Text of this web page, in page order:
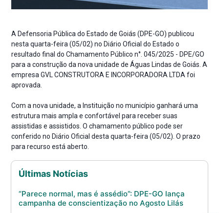
A Defensoria Pública do Estado de Goiás (DPE-GO) publicou
nesta quarta-feira (05/02) no Diário Oficial do Estado o
resultado final do Chamamento Público n°. 045/2025 - DPE/GO
para a construção da nova unidade de Águas Lindas de Goiás. A
empresa GVL CONSTRUTORA E INCORPORADORA LTDA foi
aprovada.
Com a nova unidade, a Instituição no município ganhará uma
estrutura mais ampla e confortável para receber suas
assistidas e assistidos. O chamamento público pode ser
conferido no Diário Oficial desta quarta-feira (05/02). O prazo
para recurso está aberto.
Últimas Notícias
“Parece normal, mas é assédio”: DPE-GO lança
campanha de conscientização no Agosto Lilás